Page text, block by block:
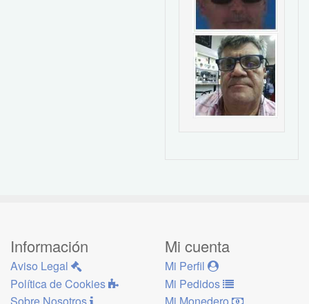
Información
Aviso Legal
Política de Cookies
Mi cuenta
Mi Perfil
Mi Pedidos